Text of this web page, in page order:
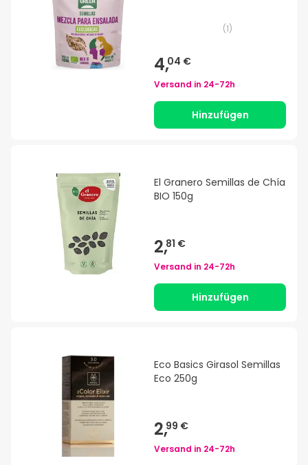
(1)
4,04 €
Versand in 24-72h
Hinzufügen
El Granero Semillas de Chía
BIO 150g
2,81 €
Versand in 24-72h
Hinzufügen
Eco Basics Girasol Semillas
Eco 250g
2,99 €
Versand in 24-72h